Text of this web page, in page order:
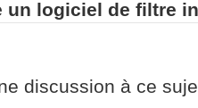
un logiciel de filtre
discussion à ce